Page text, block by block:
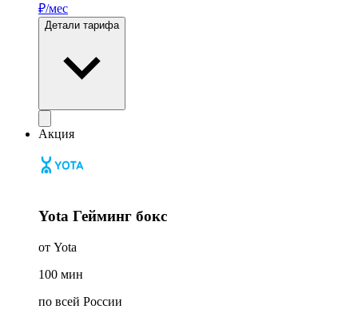
₽/мес
Детали тарифа
Акция
Yota Гейминг бокс
от Yota
100 мин
по всей России